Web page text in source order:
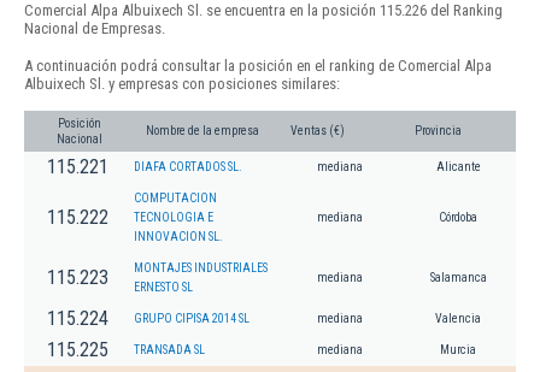
Comercial Alpa Albuixech Sl. se encuentra en la posición 115.226 del Ranking
Nacional de Empresas.
A continuación podrá consultar la posición en el ranking de Comercial Alpa
Albuixech Sl. y empresas con posiciones similares:
Posición
Nacional
Nombre de la empresa Ventas (€) Provincia
115.221 DIAFA CORTADOS SL. mediana Alicante
115.222
COMPUTACION
TECNOLOGIA E
INNOVACION SL.
mediana Córdoba
115.223
MONTAJES INDUSTRIALES
ERNESTO SL
mediana Salamanca
115.224 GRUPO CIPISA 2014 SL mediana Valencia
115.225 TRANSADA SL mediana Murcia